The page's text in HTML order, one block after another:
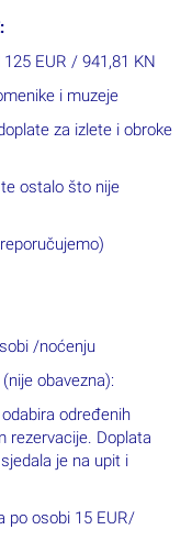
EUR / 941,81 KN
i muzeje
za izlete i obroke
ostalo što nije
/noćenju
obavezna):
određenih
rezervacije. Doplata
je na upit i
osobi 15 EUR/